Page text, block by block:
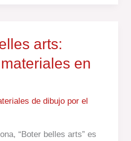
arts:
en
de dibujo por el
“Boter belles arts” es